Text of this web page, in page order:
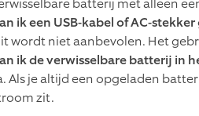
batterij met alleen
ik een USB-kabel of AC-
wordt niet aanbevolen. Het
ik de verwisselbare batterij in
Als je altijd een opgeladen
zit.